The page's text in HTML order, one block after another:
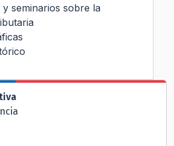
seminarios sobre la